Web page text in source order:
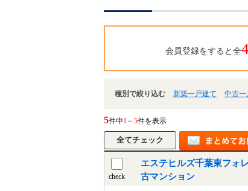
会員登録をすると全
種別で絞り込む 新築一戸建て 中古一
5件中1～5件を表示
check
エステヒルズ千葉東フォ
古マンション